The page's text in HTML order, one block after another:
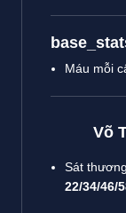
Máu mỗi
Võ
Sát
22/34/46/